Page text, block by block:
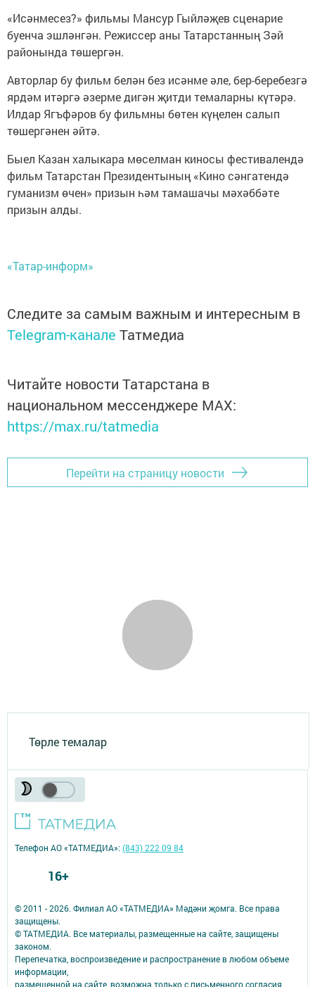
«Исәнмесез?» фильмы Мансур Гыйләҗев сценарие
буенча эшләнгән. Режиссер аны Татарстанның Зәй
районында төшергән.
Авторлар бу фильм белән без исәнме әле, бер-беребезгә
ярдәм итәргә әзерме дигән җитди темаларны күтәрә.
Илдар Ягъфәров бу фильмны бөтен күңелен салып
төшергәнен әйтә.
Быел Казан халыкара мөселман киносы фестивалендә
фильм Татарстан Президентының «Кино сәнгатендә
гуманизм өчен» призын һәм тамашачы мәхәббәте
призын алды.
«Татар-информ»
Следите за самым важным и интересным в
Telegram-канале Татмедиа
Читайте новости Татарстана в
национальном мессенджере MАХ:
https://max.ru/tatmedia
Перейти на страницу новости
Төрле темалар
© 2011 - 2026. Филиал АО «ТАТМЕДИА» Мәдәни җомга. Все права
защищены.
© ТАТМЕДИА. Все материалы, размещенные на сайте, защищены
законом.
Перепечатка, воспроизведение и распространение в любом объеме
информации,
размещенной на сайте, возможна только с письменного согласия
Телефон АО «ТАТМЕДИА»:(843) 222 09 84
16+